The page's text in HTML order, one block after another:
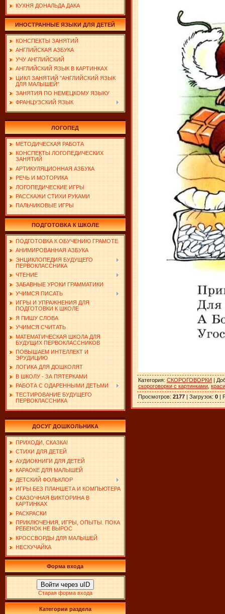
КУХНЯ ДОНАЛЬДА ДАКА
ИНОСТРАННЫЕ ЯЗЫКИ ДЛЯ ДЕТЕЙ
КОНСПЕКТЫ ЗАНЯТИЙ
АНГЛИЙСКАЯ АЗБУКА
УЧУ АНГЛИЙСКИЙ
АНГЛИЙСКИЙ ЯЗЫК В КАРТИНКАХ
ЦИКЛ ЗАНЯТИЙ "АНГЛИЙСКИЙ ЯЗЫК
ДЛЯ МАЛЫШЕЙ"
ЗАНЯТИЯ ПО НЕМЕЦКОМУ ЯЗЫКУ
ФРАНЦУЗСКИЙ ЯЗЫК
ЛОГОПЕД
МЕТОДИЧЕСКАЯ РАБОТА
КОНСПЕКТЫ ЛОГОПЕДИЧЕСКИХ
ЗАНЯТИЙ
АРТИКУЛЯЦИОННАЯ АЗБУКА
РЕЧЬ И МОТОРИКА
ЛОГОПЕДИЧЕСКИЕ ИГРЫ
РАССКАЖИ СТИХИ РУКАМИ
ПАЛЬЧИКОВЫЕ ИГРЫ
ПОДГОТОВКА К ШКОЛЕ
ПОДГОТОВКА К ОБУЧЕНИЮ ГРАМОТЕ
АНИМИРОВАННАЯ АЗБУКА
ЭНЦИКЛОПЕДИЯ БУДУЩЕГО
ПЕРВОКЛАССНИКА
ЧТЕНИЕ
ЗАБАВНЫЕ УРОКИ ГРАММАТИКИ
УЧИМСЯ ПИСАТЬ
ИГРЫ И УПРАЖНЕНИЯ ДЛЯ
ПОДГОТОВКИ К ШКОЛЕ
Я ПИШУ СЛОВА
УЧИМСЯ СЧИТАТЬ
МАТЕМАТИЧЕСКАЯ ШКОЛА ДЛЯ
БУДУЩИХ ПЕРВОКЛАССНИКОВ
ПОВЫШАЕМ ИНТЕЛЛЕКТ И
ЭРУДИЦИЮ
ЛОГИКА ДЛЯ ДОШКОЛЯТ
В ШКОЛУ - ЗА ПЯТЕРКАМИ
РАБОТА С ОДАРЕННЫМИ ДЕТЬМИ
ТЕСТИРОВАНИЕ БУДУЩЕГО
ПЕРВОКЛАССНИКА
ДОСУГ ДОШКОЛЬНИКА
ПРИХОДИ, СКАЗКА!
СТИХИ ДЛЯ ДЕТЕЙ
АУДИОКНИГИ ДЛЯ ДЕТЕЙ
КАРАОКЕ ДЛЯ МАЛЫШЕЙ
ДЕТСКИЙ ФОЛЬКЛОР
ИГРЫ БЕЗ ПЛАНШЕТА И КОМПЬЮТЕРА
СКАЗОЧНАЯ ВИКТОРИНА В
КАРТИНКАХ
РАСКРАСКИ
ПРИКЛЮЧЕНИЯ, ИГРЫ, ОПЫТЫ. ПОКА
РЕБЕНОК НЕ ВЫРОС
КРОССВОРДЫ ДЛЯ МАЛЫШЕЙ
НЕСКУЧАЙКА
Форма входа
Войти через uID
Старая форма входа
Категории раздела
Категория: СКОРОГОВОРКИ |
скороговорки с картинками
Просмотров: 2177 | Загрузок: 0 |